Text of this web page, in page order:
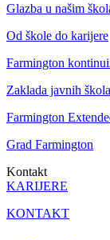
Glazba u našim
Od škole do karijere
Farmington
Zaklada javnih
Farmington
Grad Farmington
Kontakt
KARIJERE
KONTAKT